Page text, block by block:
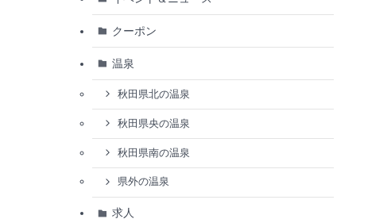
クーポン
温泉
秋田県北の温泉
秋田県央の温泉
秋田県南の温泉
県外の温泉
求人